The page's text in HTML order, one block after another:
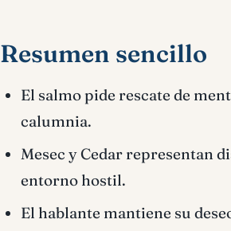
Resumen sencillo
El salmo pide rescate de
calumnia.
Mesec y Cedar representan
entorno hostil.
El hablante mantiene su